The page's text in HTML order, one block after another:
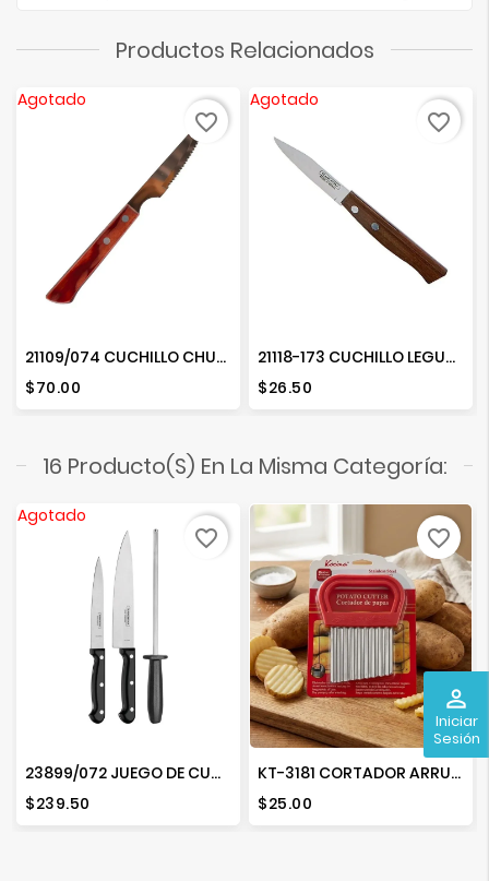
perm_identity
Iniciar
Sesión
Productos Relacionados
Agotado
21109/074 CUCHILLO CHULETERO 4"
Precio
$70.00
favorite_border
Agotado
21118-173 CUCHILLO LEGUMBRES 3 POLYWOOD
Precio
$26.50
favorite_border
16 Producto(s) En La Misma Categoría:
Agotado
23899/072 JUEGO DE CUCHILLOS 3 PIEZAS ALTRACORTE
Precio
$239.50
favorite_border
KT-3181 CORTADOR ARRUGADO
Precio
$25.00
favorite_border